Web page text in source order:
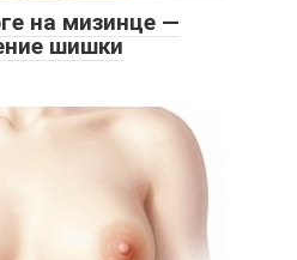
на мизинце —
шишки